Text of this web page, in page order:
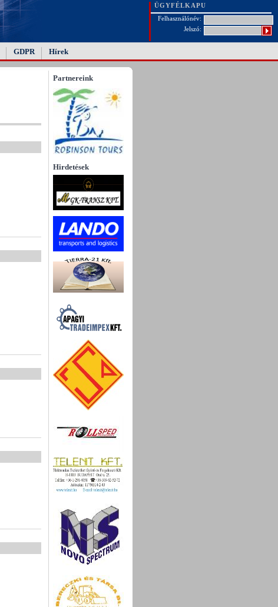
ÜGYFÉLKAPU
Felhasználónév:
Jelszó:
GDPR Hírek
Partnereink
Hirdetések